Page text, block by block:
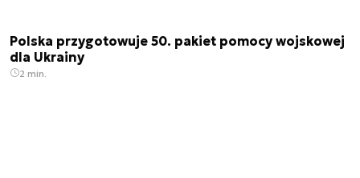
Polska przygotowuje 50. pakiet pomocy wojskowej
dla Ukrainy
2 min.